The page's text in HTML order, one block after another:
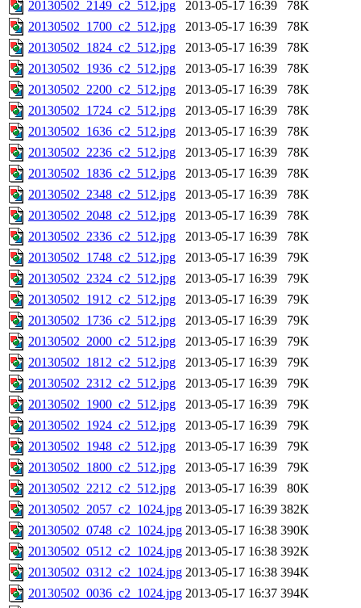
20130502_2149_c2_512.jpg
2013-05-17 16:39
78K
20130502_1700_c2_512.jpg
2013-05-17 16:39
78K
20130502_1824_c2_512.jpg
2013-05-17 16:39
78K
20130502_1936_c2_512.jpg
2013-05-17 16:39
78K
20130502_2200_c2_512.jpg
2013-05-17 16:39
78K
20130502_1724_c2_512.jpg
2013-05-17 16:39
78K
20130502_1636_c2_512.jpg
2013-05-17 16:39
78K
20130502_2236_c2_512.jpg
2013-05-17 16:39
78K
20130502_1836_c2_512.jpg
2013-05-17 16:39
78K
20130502_2348_c2_512.jpg
2013-05-17 16:39
78K
20130502_2048_c2_512.jpg
2013-05-17 16:39
78K
20130502_2336_c2_512.jpg
2013-05-17 16:39
78K
20130502_1748_c2_512.jpg
2013-05-17 16:39
79K
20130502_2324_c2_512.jpg
2013-05-17 16:39
79K
20130502_1912_c2_512.jpg
2013-05-17 16:39
79K
20130502_1736_c2_512.jpg
2013-05-17 16:39
79K
20130502_2000_c2_512.jpg
2013-05-17 16:39
79K
20130502_1812_c2_512.jpg
2013-05-17 16:39
79K
20130502_2312_c2_512.jpg
2013-05-17 16:39
79K
20130502_1900_c2_512.jpg
2013-05-17 16:39
79K
20130502_1924_c2_512.jpg
2013-05-17 16:39
79K
20130502_1948_c2_512.jpg
2013-05-17 16:39
79K
20130502_1800_c2_512.jpg
2013-05-17 16:39
79K
20130502_2212_c2_512.jpg
2013-05-17 16:39
80K
20130502_2057_c2_1024.jpg 2013-05-17 16:39 382K
20130502_0748_c2_1024.jpg 2013-05-17 16:38 390K
20130502_0512_c2_1024.jpg 2013-05-17 16:38 392K
20130502_0312_c2_1024.jpg 2013-05-17 16:38 394K
20130502_0036_c2_1024.jpg 2013-05-17 16:37 394K